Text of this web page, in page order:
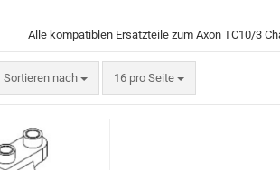
Alle kompatiblen Ersatzteile zum Axon TC10/3
Sortieren nach
Sortieren nach 16 pro Seite
pro Seite